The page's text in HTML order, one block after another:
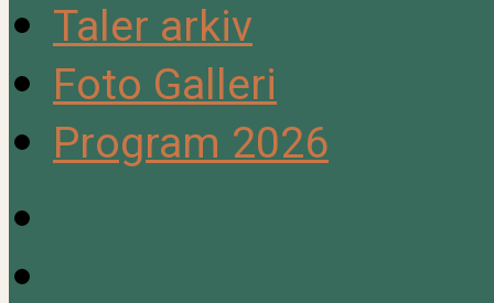
Taler arkiv
Foto Galleri
Program 2026